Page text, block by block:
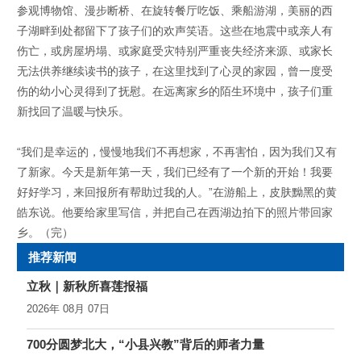
参观博物馆、漫步断桥、在旋转餐厅吃饭、乘船游湖，美丽的西
子湖畔到处都留下了孩子们的欢声笑语。这些在地震中或亲人有
伤亡，或房屋坍塌、或家庭受灾特别严重丧失经济来源、或家长
无法供养继续读书的孩子，在这里找到了心灵的家园，曾一度受
伤的幼小心灵得到了抚慰。在远离家乡的陌生环境中，孩子们重
新找回了温暖与快乐。
“我们是幸运的，慢慢地我们不再想家，不再害怕，因为我们又有
了新家。今天是新年第一天，我们已经有了一个新的开始！我要
好好学习，来回报所有帮助过我的人。”在游船上，皮肤黝黑的黄
皓东说。他要给家里写信，并把自己在西湖边拍下的照片带回家
乡。（完）
推荐新闻
立秋｜新秋所喜莲报福
2026年 08月 07日
700分圆梦北大，“小县兴教”背后的师者力量